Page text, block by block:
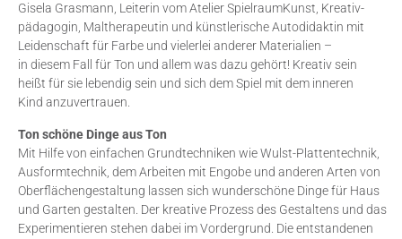
Gisela Grasmann, Leiterin vom Atelier SpielraumKunst, Kreativ-
pädagogin, Maltherapeutin und künstlerische Autodidaktin mit
Leidenschaft für Farbe und vielerlei anderer Materialien –
in diesem Fall für Ton und allem was dazu gehört! Kreativ sein
heißt für sie lebendig sein und sich dem Spiel mit dem inneren
Kind anzuvertrauen.
Ton schöne Dinge aus Ton
Mit Hilfe von einfachen Grundtechniken wie Wulst-Plattentechnik,
Ausformtechnik, dem Arbeiten mit Engobe und anderen Arten von
Oberflächengestaltung lassen sich wunderschöne Dinge für Haus
und Garten gestalten. Der kreative Prozess des Gestaltens und das
Experimentieren stehen dabei im Vordergrund. Die entstandenen